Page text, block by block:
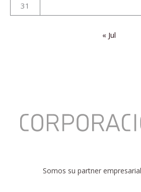
31
« Jul
Somos su partner
precios
de
zona